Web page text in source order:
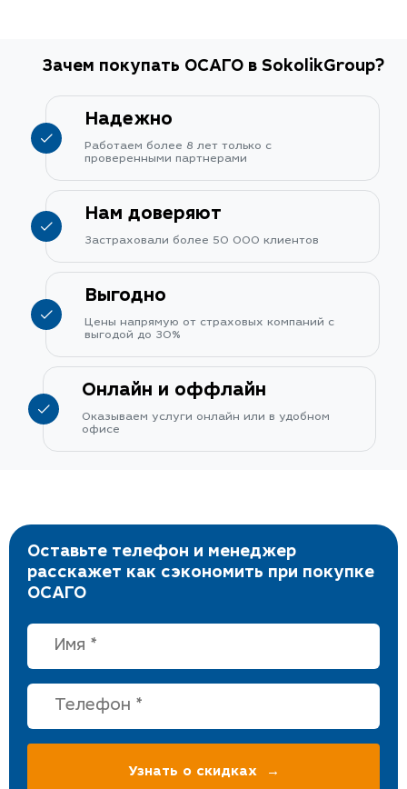
Зачем покупать ОСАГО в SokolikGroup?
Надежно
Работаем более 8 лет только с
проверенными партнерами
Нам доверяют
Застраховали более 50 000 клиентов
Выгодно
Цены напрямую от страховых компаний с
выгодой до 30%
Онлайн и оффлайн
Оказываем услуги онлайн или в удобном
офисе
Оставьте телефон и менеджер
расскажет как сэкономить при покупке
ОСАГО